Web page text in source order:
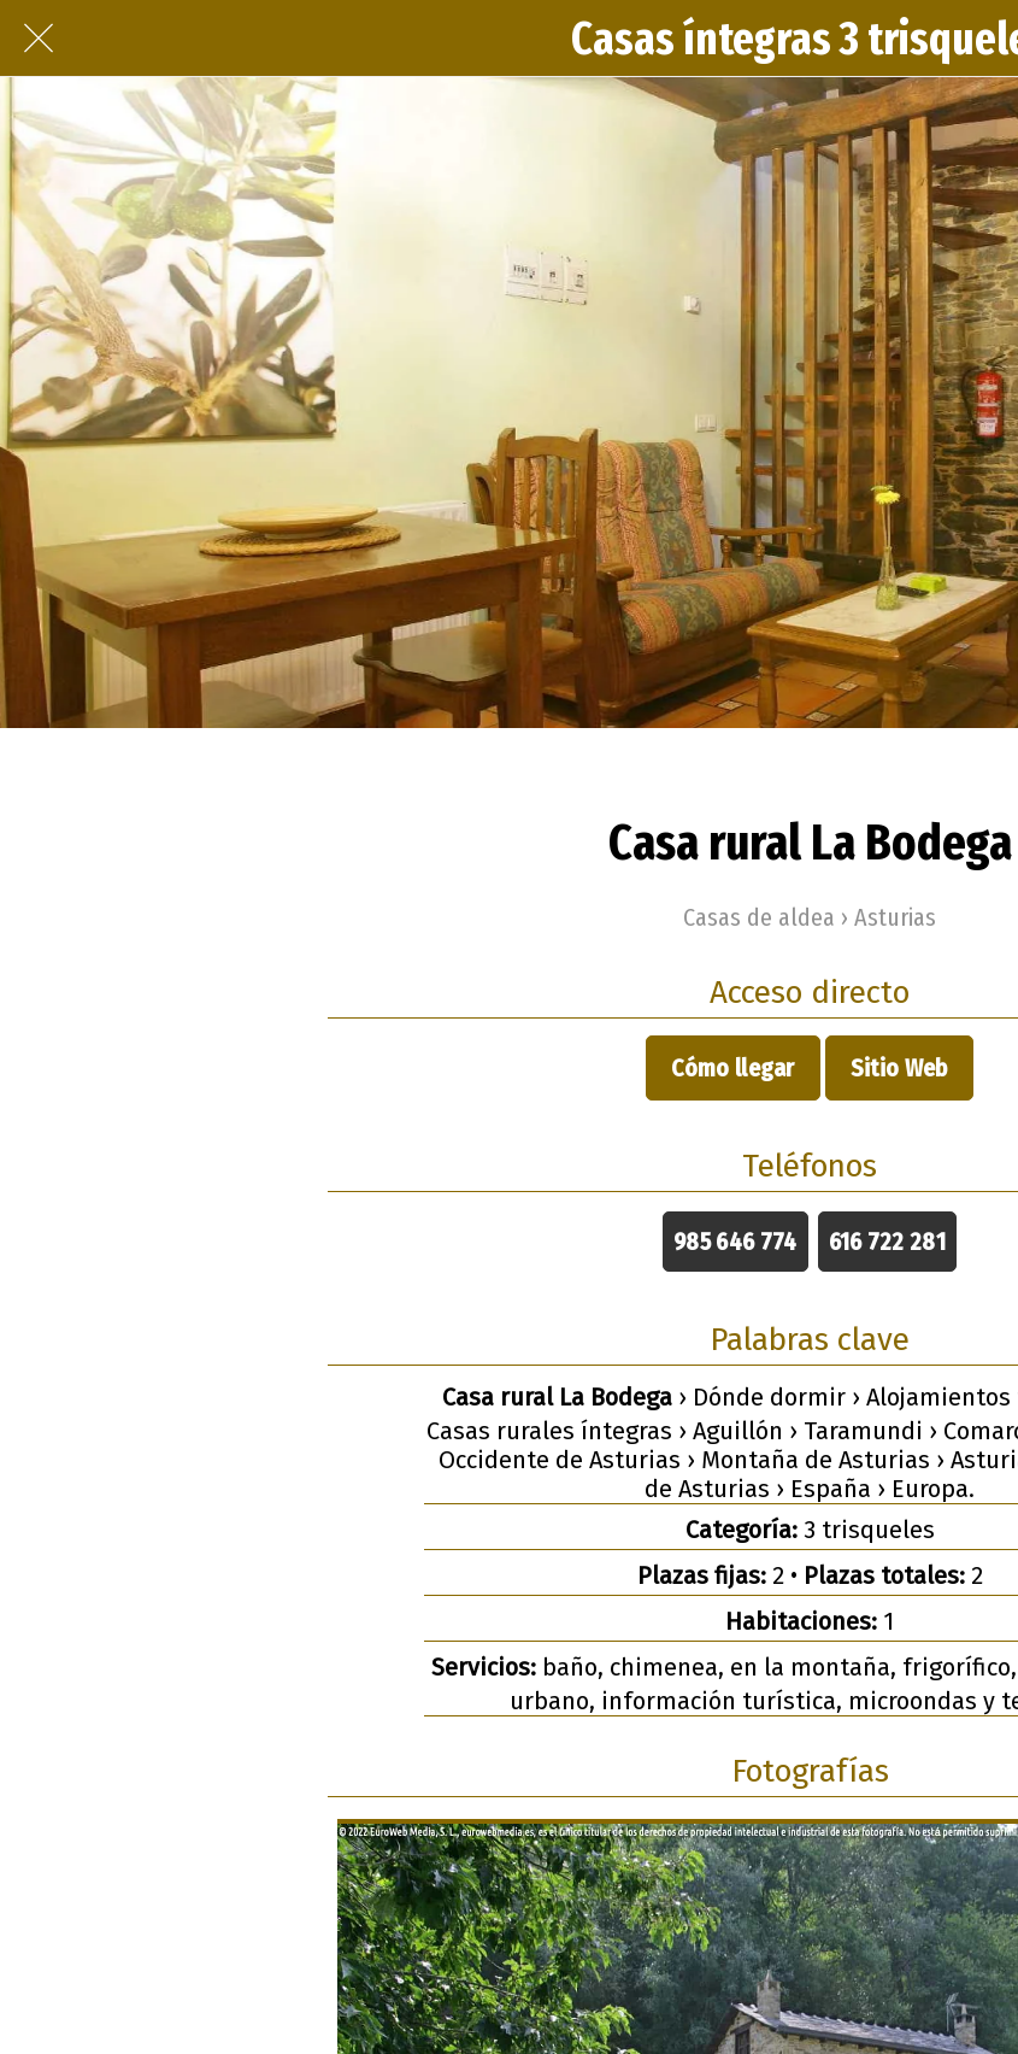
Casas íntegras 3
Casa rural La Bodega
Casas de aldea › Asturias
Acceso directo
Cómo llegar Sitio Web
Teléfonos
985 646 774 616 722 281
Palabras clave
Casa rural La Bodega› Dónde dormir ›
Casas rurales íntegras › Aguillón › Taramundi ›
Occidente de Asturias › Montaña de Asturias ›
de Asturias › España › Europa.
Categoría:3 trisqueles
Plazas fijas:2 • Plazas totales:2
Habitaciones: 1
Servicios:baño, chimenea, en la montaña,
urbano, información turística, microondas y
Fotografías